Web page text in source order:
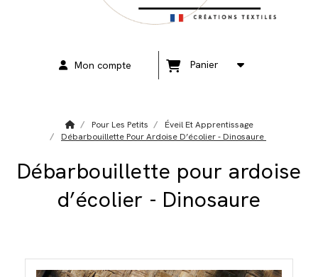
Mon compte Panier
Pour Les Petits
Éveil Et Apprentissage
Débarbouillette Pour Ardoise D’écolier - Dinosaure
Débarbouillette pour ardoise
d’écolier - Dinosaure